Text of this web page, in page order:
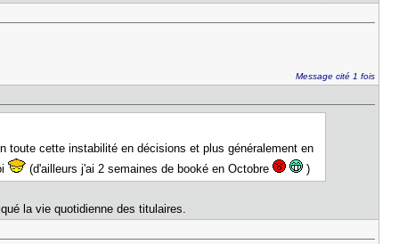
Message cité 1 fois
toute cette instabilité en décisions et plus généralement en
(d'ailleurs j'ai 2 semaines de booké en Octobre )
la vie quotidienne des titulaires.